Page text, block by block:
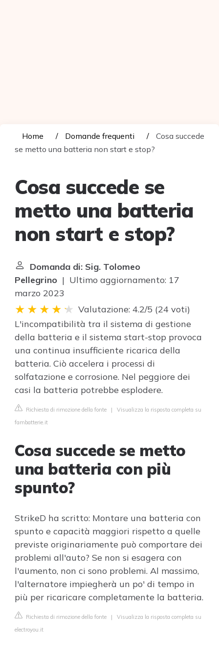
Home Domande frequenti
Cosa succede
se metto una batteria non start e stop?
Cosa succede se
metto una batteria
non start e stop?
Domanda di: Sig. Tolomeo
Pellegrino | Ultimo aggiornamento: 17
marzo 2023
Valutazione: 4.2/5 (24 voti)
L'incompatibilità tra il sistema di gestione
della batteria e il sistema start-stop provoca
una continua insufficiente ricarica della
batteria. Ciò accelera i processi di
solfatazione e corrosione. Nel peggiore dei
casi la batteria potrebbe esplodere.
Richiesta di rimozione della fonte | Visualizza la risposta completa su
fambatterie.it
Cosa succede se metto
una batteria con più
spunto?
StrikeD ha scritto: Montare una batteria con
spunto e capacità maggiori rispetto a quelle
previste originariamente può comportare dei
problemi all'auto? Se non si esagera con
l'aumento, non ci sono problemi. Al massimo,
l'alternatore impiegherà un po' di tempo in
più per ricaricare completamente la batteria.
Richiesta di rimozione della fonte | Visualizza la risposta completa su
electroyou.it